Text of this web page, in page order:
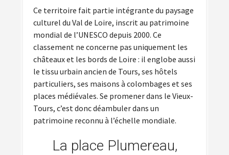
Ce territoire fait partie intégrante du paysage
culturel du Val de Loire, inscrit au patrimoine
mondial de l’UNESCO depuis 2000. Ce
classement ne concerne pas uniquement les
châteaux et les bords de Loire : il englobe aussi
le tissu urbain ancien de Tours, ses hôtels
particuliers, ses maisons à colombages et ses
places médiévales. Se promener dans le Vieux-
Tours, c’est donc déambuler dans un
patrimoine reconnu à l’échelle mondiale.
La place Plumereau,